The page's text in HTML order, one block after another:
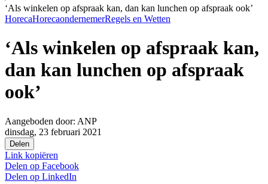
‘Als winkelen op afspraak kan, dan kan lunchen op afspraak ook’
HorecaHorecaondernemerRegels en Wetten
‘Als winkelen op afspraak kan,
dan kan lunchen op afspraak
ook’
Aangeboden door: ANP
dinsdag, 23 februari 2021
Delen
Link kopiëren
Delen op Facebook
Delen op LinkedIn